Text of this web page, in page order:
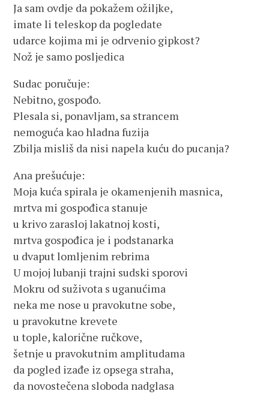
Ja sam ovdje da pokažem ožiljke,
imate li teleskop da pogledate
udarce kojima mi je odrvenio gipkost?
Nož je samo posljedica
Sudac poručuje:
Nebitno, gospođo.
Plesala si, ponavljam, sa strancem
nemoguća kao hladna fuzija
Zbilja misliš da nisi napela kuću do pucanja?
Ana prešućuje:
Moja kuća spirala je okamenjenih masnica,
mrtva mi gospođica stanuje
u krivo zarasloj lakatnoj kosti,
mrtva gospođica je i podstanarka
u dvaput lomljenim rebrima
U mojoj lubanji trajni sudski sporovi
Mokru od suživota s uganućima
neka me nose u pravokutne sobe,
u pravokutne krevete
u tople, kalorične ručkove,
šetnje u pravokutnim amplitudama
da pogled izađe iz opsega straha,
da novostečena sloboda nadglasa